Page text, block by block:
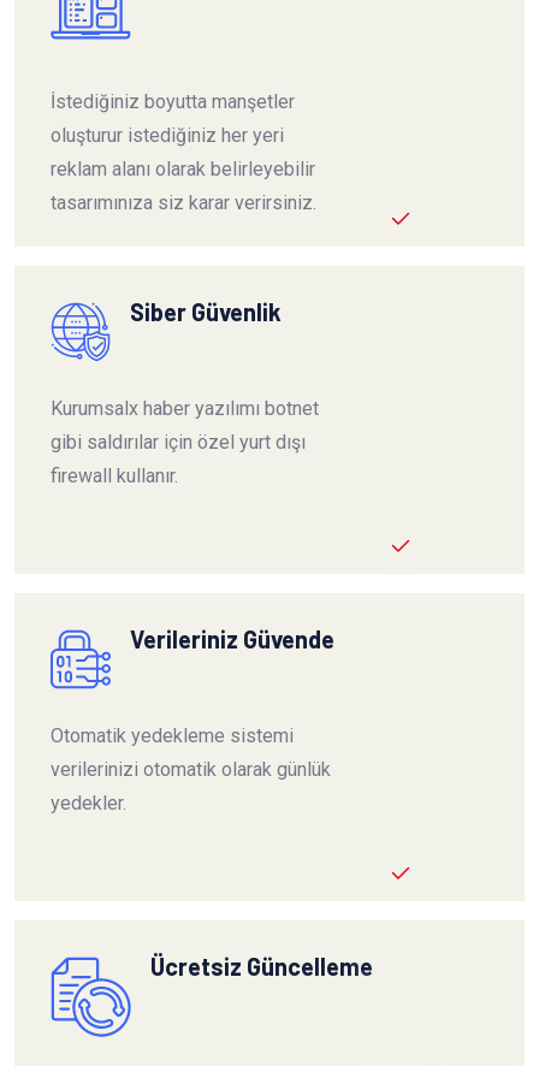
İstediğiniz boyutta manşetler
oluşturur istediğiniz her yeri
reklam alanı olarak belirleyebilir
tasarımınıza siz karar verirsiniz.
Siber Güvenlik
Kurumsalx haber yazılımı botnet
gibi saldırılar için özel yurt dışı
firewall kullanır.
Verileriniz Güvende
Otomatik yedekleme sistemi
verilerinizi otomatik olarak günlük
yedekler.
Ücretsiz Güncelleme